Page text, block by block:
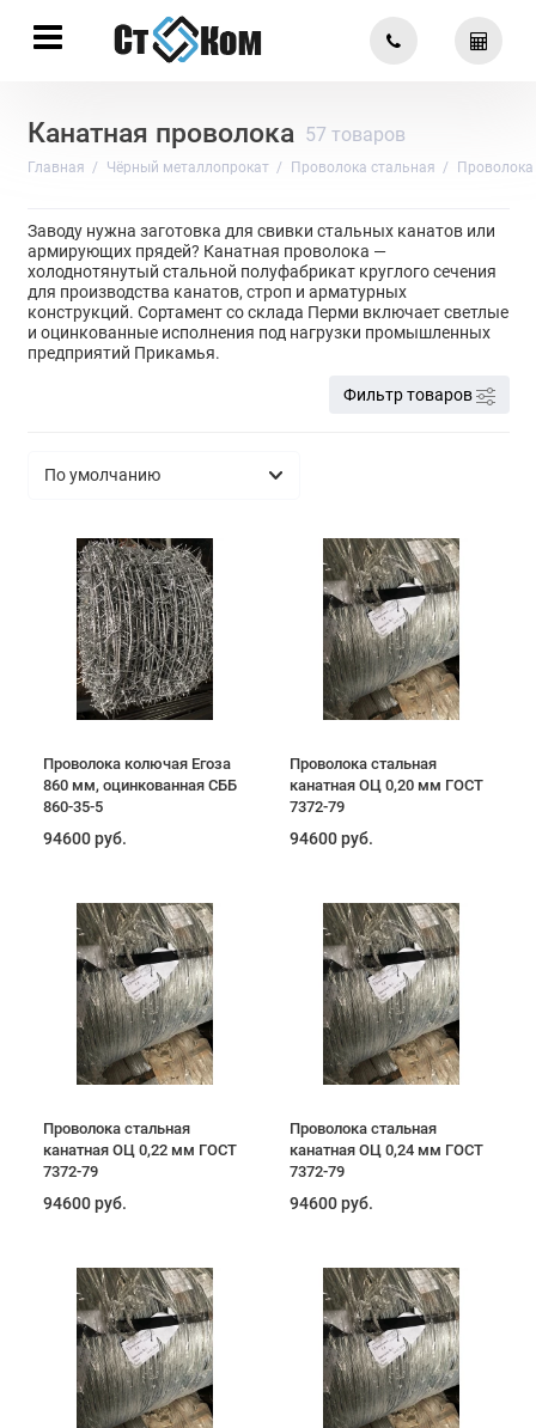
Канатная проволока 57 товаров
Главная Чёрный металлопрокат Проволока стальная
Заводу нужна заготовка для свивки стальных канатов или
армирующих прядей? Канатная проволока —
холоднотянутый стальной полуфабрикат круглого сечения
для производства канатов, строп и арматурных
конструкций. Сортамент со склада Перми включает светлые
и оцинкованные исполнения под нагрузки промышленных
предприятий Прикамья.
Фильтр товаров
Проволока колючая Егоза
860 мм, оцинкованная СББ
860-35-5
94600 руб.
Проволока стальная
канатная ОЦ 0,20 мм ГОСТ
7372-79
94600 руб.
Проволока стальная
канатная ОЦ 0,22 мм ГОСТ
7372-79
94600 руб.
Проволока стальная
канатная ОЦ 0,24 мм ГОСТ
7372-79
94600 руб.